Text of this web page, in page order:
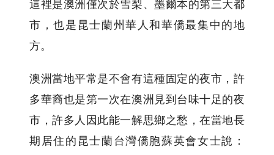
這裡是澳洲僅次於雪梨、墨爾本的第三大都
市，也是昆士蘭州華人和華僑最集中的地
方。
澳洲當地平常是不會有這種固定的夜市，許
多華裔也是第一次在澳洲見到台味十足的夜
市，許多人因此能一解思鄉之愁，在當地長
期居住的昆士蘭台灣僑胞蘇英會女士說：